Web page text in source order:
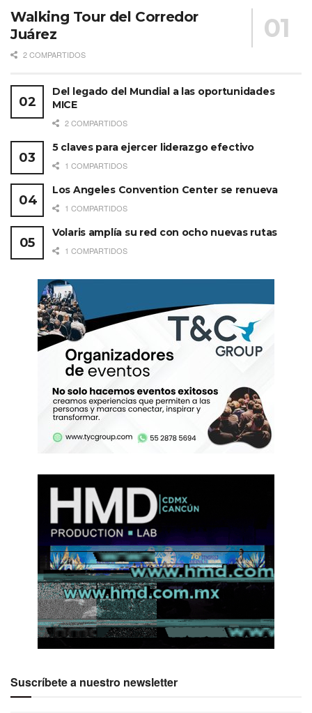
Walking Tour del Corredor
Juárez
2 COMPARTIDOS
Del legado del Mundial a las oportunidades
MICE
2 COMPARTIDOS
5 claves para ejercer liderazgo efectivo
1 COMPARTIDOS
Los Angeles Convention Center se renueva
1 COMPARTIDOS
Volaris amplía su red con ocho nuevas rutas
1 COMPARTIDOS
Suscríbete a nuestro newsletter